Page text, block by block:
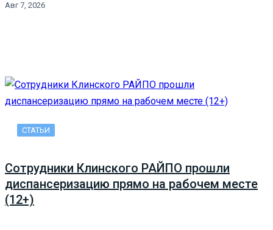
Авг 7, 2026
СТАТЬИ
Сотрудники Клинского РАЙПО прошли
диспансеризацию прямо на рабочем месте
(12+)